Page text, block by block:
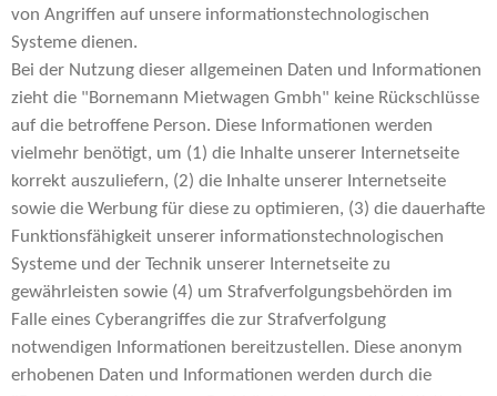
von Angriffen auf unsere informationstechnologischen
Systeme dienen.
Bei der Nutzung dieser allgemeinen Daten und Informationen
zieht die "Bornemann Mietwagen Gmbh" keine Rückschlüsse
auf die betroffene Person. Diese Informationen werden
vielmehr benötigt, um (1) die Inhalte unserer Internetseite
korrekt auszuliefern, (2) die Inhalte unserer Internetseite
sowie die Werbung für diese zu optimieren, (3) die dauerhafte
Funktionsfähigkeit unserer informationstechnologischen
Systeme und der Technik unserer Internetseite zu
gewährleisten sowie (4) um Strafverfolgungsbehörden im
Falle eines Cyberangriffes die zur Strafverfolgung
notwendigen Informationen bereitzustellen. Diese anonym
erhobenen Daten und Informationen werden durch die